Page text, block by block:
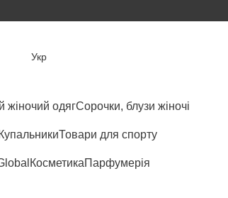
Укр
жіночий одягСорочки, блузи жіночі
КупальникиТовари для спорту
КосметикаПарфумерія